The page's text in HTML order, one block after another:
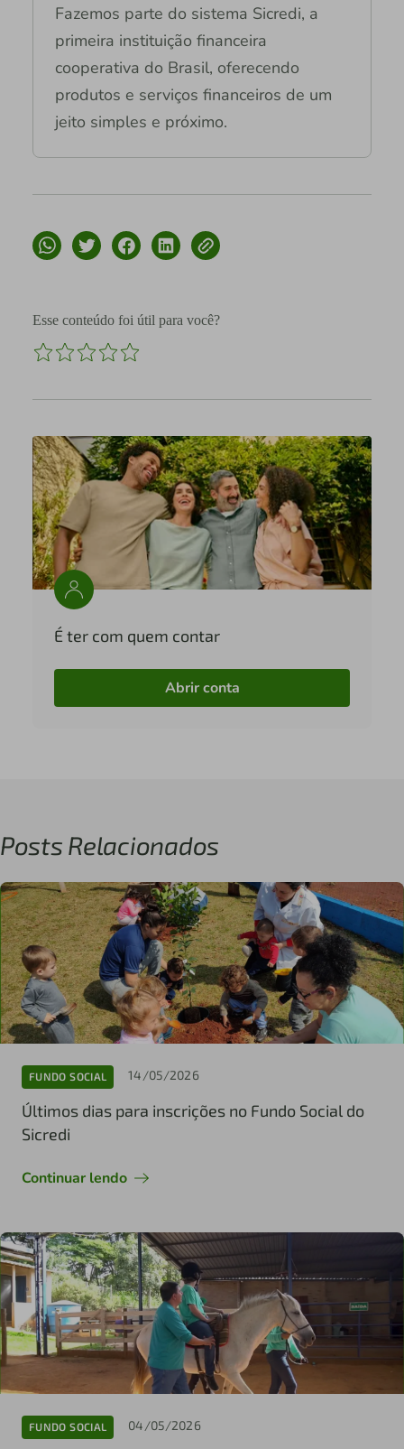
Fazemos parte do sistema Sicredi, a
primeira instituição financeira
cooperativa do Brasil, oferecendo
produtos e serviços financeiros de um
jeito simples e próximo.
Esse conteúdo foi útil para você?
É ter com quem contar
Abrir conta
Posts Relacionados
FUNDO SOCIAL 14/05/2026
Últimos dias para inscrições no Fundo Social do
Sicredi
Continuar lendo
FUNDO SOCIAL 04/05/2026